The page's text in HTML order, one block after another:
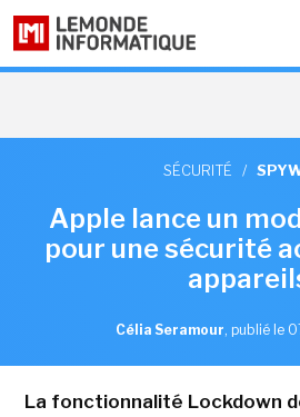
SÉCURITÉ /
Apple lance un
pour une sécurité
Célia Seramour, publié le
La fonctionnalité Lockdown